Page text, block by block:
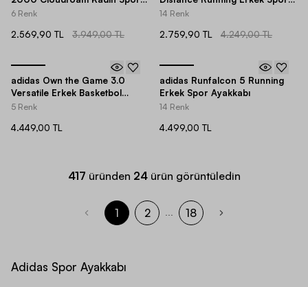
Ayakkabı
6 Renk
2.569,90 TL 3.949,00 TL
Ayakkabı
14 Renk
2.759,90 TL 4.249,00 TL
adidas Own the Game 3.0
Versatile Erkek Basketbol
Ayakkabısı
5 Renk
4.449,00 TL
adidas Runfalcon 5 Running
Erkek Spor Ayakkabı
14 Renk
4.499,00 TL
417 üründen 24 ürün görüntüledin
1 2 ... 18
Adidas Spor Ayakkabı